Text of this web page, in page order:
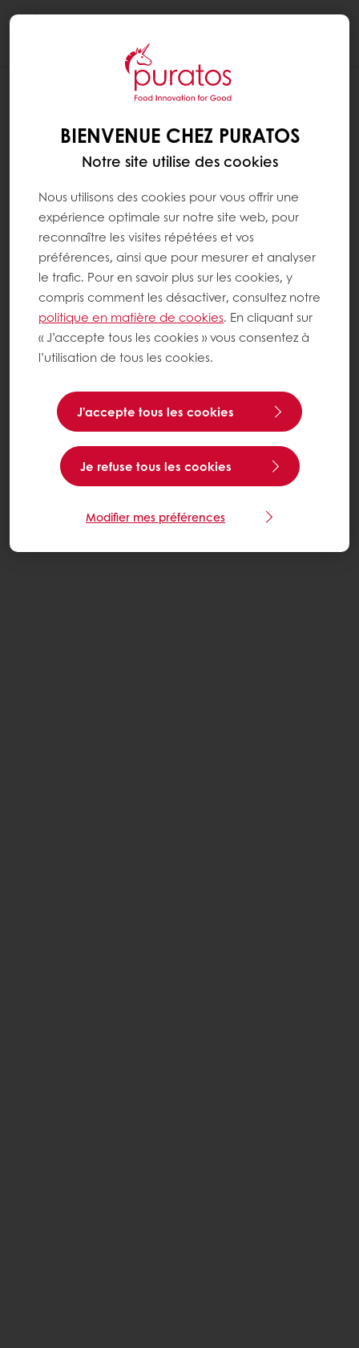
BIENVENUE CHEZ PURATOS
Notre site utilise des cookies
Nous utilisons des cookies pour vous offrir une
expérience optimale sur notre site web, pour
reconnaître les visites répétées et vos
préférences, ainsi que pour mesurer et analyser
le trafic. Pour en savoir plus sur les cookies, y
compris comment les désactiver, consultez notre
politique en matière de cookies. En cliquant sur
« J’accepte tous les cookies » vous consentez à
l’utilisation de tous les cookies.
J’accepte tous les cookies
Je refuse tous les cookies
Modifier mes préférences